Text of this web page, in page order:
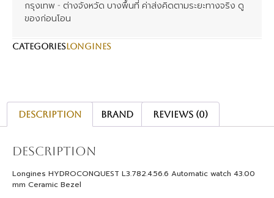
กรุงเทพ - ต่างจังหวัด บางพื้นที่ ค่าส่งคิดตามระยะทางจริง ดู
ของก่อนโอน
CATEGORIESLongines
Description Brand Reviews (0)
Description
Longines HYDROCONQUEST L3.782.4.56.6 Automatic watch 43.00
mm Ceramic Bezel